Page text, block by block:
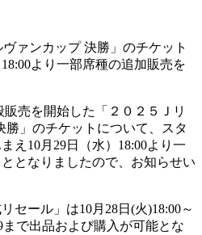
ァンカップ 決勝」のチケット
より一部席種の追加販売を
販売を開始した「２０２５Ｊリ
」のチケットについて、スタ
え10月29日（水）18:00より一
となりましたので、お知らせい
セール」は10月28日(火)18:00～
まで出品および購入が可能とな